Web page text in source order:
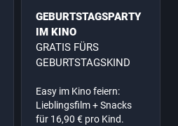
GEBURTSTAGSPARTY
IM KINO
GRATIS FÜRS
GEBURTSTAGSKIND
Easy im Kino feiern:
Lieblingsfilm + Snacks
für 16,90 € pro Kind.